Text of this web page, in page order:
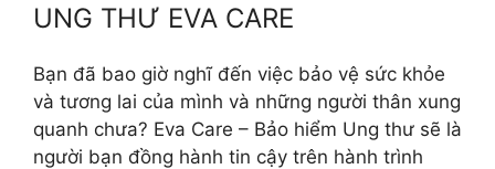
UNG THƯ EVA CARE
Bạn đã bao giờ nghĩ đến việc bảo vệ sức khỏe
và tương lai của mình và những người thân xung
quanh chưa? Eva Care – Bảo hiểm Ung thư sẽ là
người bạn đồng hành tin cậy trên hành trình